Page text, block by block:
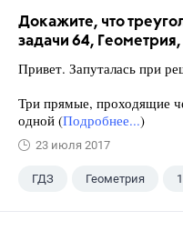
Докажите, что
задачи 64,
Привет. Запуталась при
Три прямые, проходящие
одной (Подробнее...)
23 июля 2017
ГДЗ Геометрия